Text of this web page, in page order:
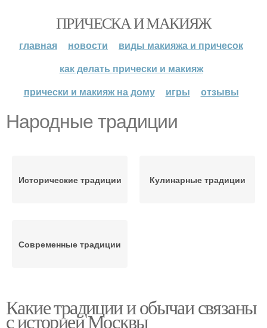
ПРИЧЕСКА И МАКИЯЖ
главная новости
виды макияжа и причесок
как делать прически и макияж
прически и макияж на дому
игры отзывы
Народные традиции
Исторические традиции Кулинарные традиции
Современные традиции
Какие традиции и обычаи связаны
с историей Москвы